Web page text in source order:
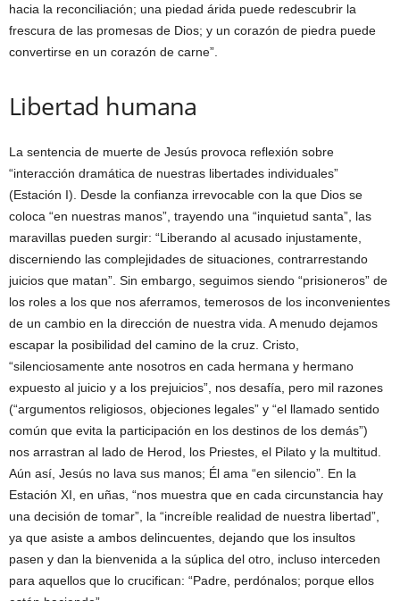
hacia la reconciliación; una piedad árida puede redescubrir la
frescura de las promesas de Dios; y un corazón de piedra puede
convertirse en un corazón de carne”.
Libertad humana
La sentencia de muerte de Jesús provoca reflexión sobre
“interacción dramática de nuestras libertades individuales”
(Estación I). Desde la confianza irrevocable con la que Dios se
coloca “en nuestras manos”, trayendo una “inquietud santa”, las
maravillas pueden surgir: “Liberando al acusado injustamente,
discerniendo las complejidades de situaciones, contrarrestando
juicios que matan”. Sin embargo, seguimos siendo “prisioneros” de
los roles a los que nos aferramos, temerosos de los inconvenientes
de un cambio en la dirección de nuestra vida. A menudo dejamos
escapar la posibilidad del camino de la cruz. Cristo,
“silenciosamente ante nosotros en cada hermana y hermano
expuesto al juicio y a los prejuicios”, nos desafía, pero mil razones
(“argumentos religiosos, objeciones legales” y “el llamado sentido
común que evita la participación en los destinos de los demás”)
nos arrastran al lado de Herod, los Priestes, el Pilato y la multitud.
Aún así, Jesús no lava sus manos; Él ama “en silencio”. En la
Estación XI, en uñas, “nos muestra que en cada circunstancia hay
una decisión de tomar”, la “increíble realidad de nuestra libertad”,
ya que asiste a ambos delincuentes, dejando que los insultos
pasen y dan la bienvenida a la súplica del otro, incluso interceden
para aquellos que lo crucifican: “Padre, perdónalos; porque ellos